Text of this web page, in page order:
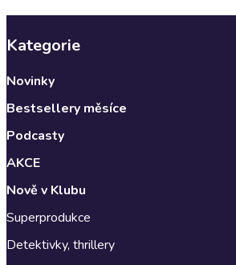
Kategorie
Novinky
Bestsellery měsíce
Podcasty
AKCE
Nově v Klubu
Superprodukce
Detektivky, thrillery